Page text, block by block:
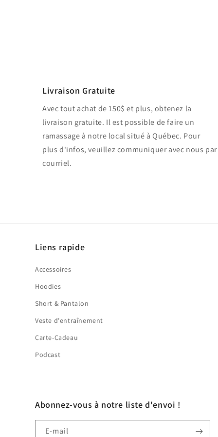
Livraison Gratuite
Avec tout achat de 150$ et plus, obtenez la
livraison gratuite. Il est possible de faire un
ramassage à notre local situé à Québec. Pour
plus d'infos, veuillez communiquer avec nous par
courriel.
Liens rapide
Accessoires
Hoodies
Short & Pantalon
Veste d'entraînement
Carte-Cadeau
Podcast
Abonnez-vous à notre liste d'envoi !
E-mail